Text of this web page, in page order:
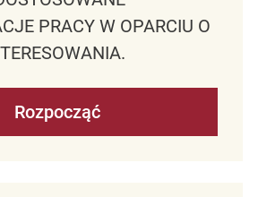
PRACY W OPARCIU O
Rozpocząć